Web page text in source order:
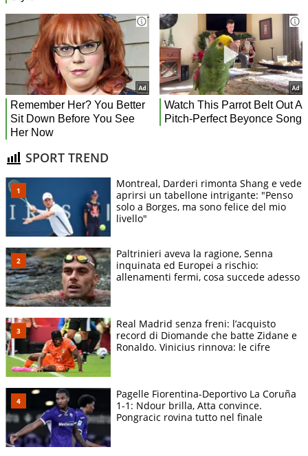
SPORT TREND
Montreal, Darderi rimonta Shang e vede
aprirsi un tabellone intrigante: "Penso
solo a Borges, ma sono felice del mio
livello"
Paltrinieri aveva la ragione, Senna
inquinata ed Europei a rischio:
allenamenti fermi, cosa succede adesso
Real Madrid senza freni: l’acquisto
record di Diomande che batte Zidane e
Ronaldo. Vinicius rinnova: le cifre
Pagelle Fiorentina-Deportivo La Coruña
1-1: Ndour brilla, Atta convince.
Pongracic rovina tutto nel finale